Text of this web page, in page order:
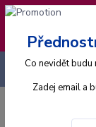
❣️ Od 4.8.
expedice
+420 725 736
Co nevidět
Zadej email a